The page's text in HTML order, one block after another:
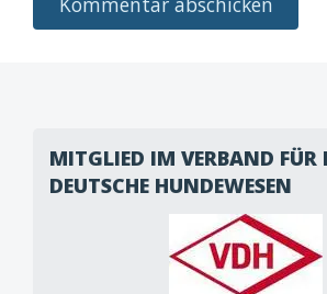
MITGLIED IM VERBAND FÜR
DEUTSCHE HUNDEWESEN